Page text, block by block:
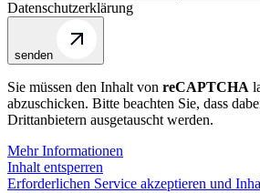
Datenschutzerklärung
senden
Sie müssen den Inhalt von reCAPTCHA
abzuschicken. Bitte beachten Sie, dass
Drittanbietern ausgetauscht werden.
Mehr Informationen
Inhalt entsperren
Erforderlichen Service akzeptieren und